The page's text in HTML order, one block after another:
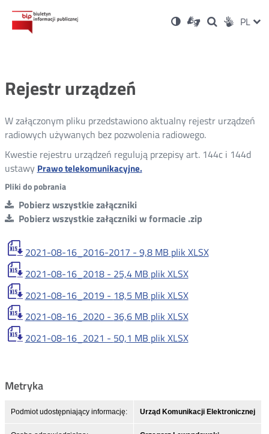
Ustawienia
Wersja
kontrastowa
Dla
niesłyszących
OtwórzOtwórz
w
Otwórz
w
Social PL
Rejestr urządzeń
W załączonym pliku przedstawiono aktualny rejestr urządzeń
radiowych używanych bez pozwolenia radiowego.
Kwestie rejestru urządzeń regulują przepisy art. 144c i 144d
ustawy Prawo telekomunikacyjne.
Pliki do pobrania
Pobierz wszystkie załączniki
Pobierz wszystkie załączniki w formacie .zip
2021-08-16_2016-2017 - 9,8 MB plik XLSX
2021-08-16_2018 - 25,4 MB plik XLSX
2021-08-16_2019 - 18,5 MB plik XLSX
2021-08-16_2020 - 36,6 MB plik XLSX
2021-08-16_2021 - 50,1 MB plik XLSX
Metryka
Podmiot udostępniający informację: Urząd Komunikacji Elektronicznej